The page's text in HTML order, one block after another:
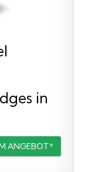
in
ANGEBOT*